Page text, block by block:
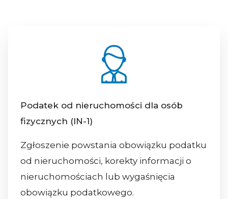
Podatek od nieruchomości dla osób
fizycznych (IN-1)
Zgłoszenie powstania obowiązku podatku
od nieruchomości, korekty informacji o
nieruchomościach lub wygaśnięcia
obowiązku podatkowego.